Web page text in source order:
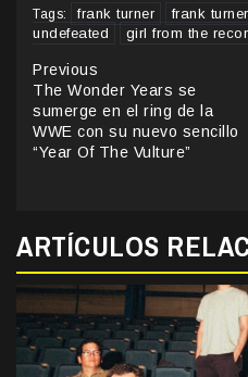
Tags: frank turner frank
undefeated
girl from the
Continue
Reading
Previous
The Wonder Years se
sumerge en el ring de la
WWE con su nuevo sencillo
“Year Of The Vulture”
ARTÍCULOS